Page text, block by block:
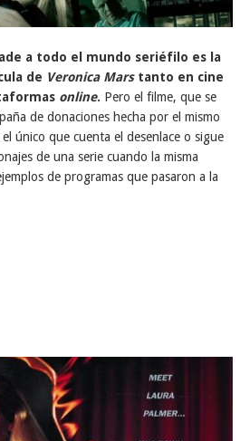
a todo el mundo seriéfilo es la
de Veronica Marstanto en cine
online. Pero el filme, que se
de donaciones hecha por el mismo
único que cuenta el desenlace o sigue
de una serie cuando la misma
de programas que pasaron a la